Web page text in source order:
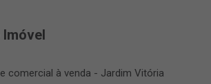
comercial à venda - Jardim Vitória